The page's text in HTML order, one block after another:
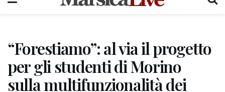
“Forestiamo”: al via il progetto
per gli studenti di Morino
sulla multifunzionalità dei